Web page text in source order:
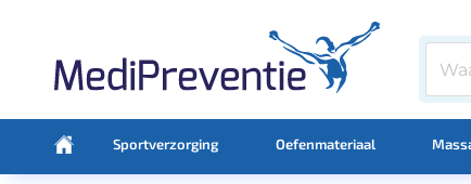
Sportverzorging Oefenmateriaal